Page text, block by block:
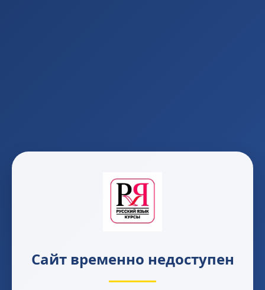
Сайт временно недоступен